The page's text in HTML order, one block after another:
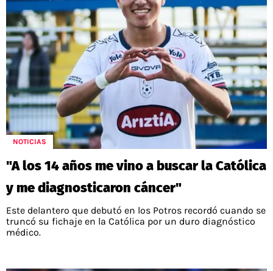
NOTICIAS
"A los 14 años me vino a buscar la Católica
y me diagnosticaron cáncer"
Este delantero que debutó en los Potros recordó cuando se
truncó su fichaje en la Católica por un duro diagnóstico
médico.